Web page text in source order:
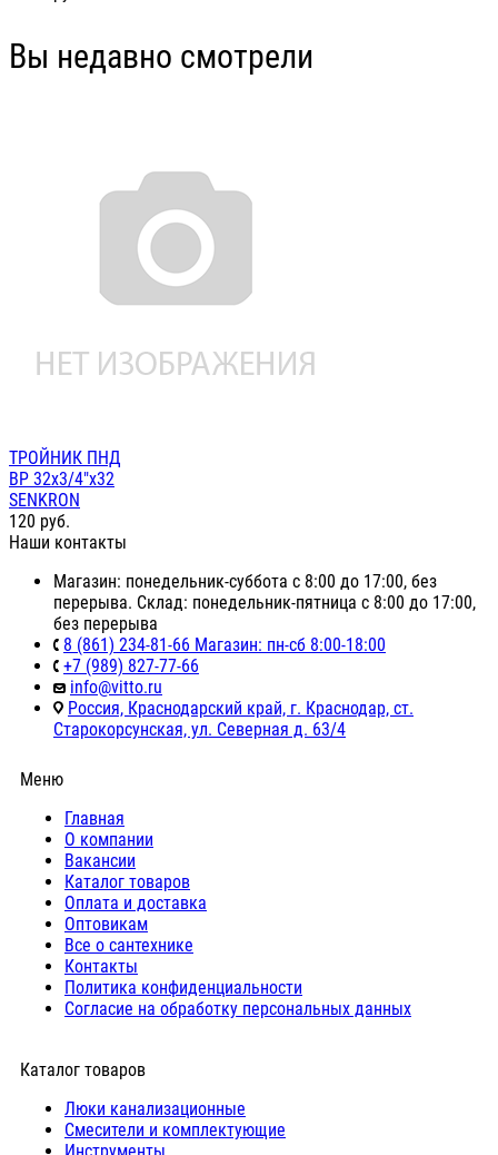
Вы недавно смотрели
ТРОЙНИК ПНД
ВР 32х3/4"х32
SENKRON
120 руб.
Наши контакты
Магазин: понедельник-суббота с 8:00 до 17:00, без
перерыва. Склад: понедельник-пятница с 8:00 до 17:00,
без перерыва
8 (861) 234-81-66 Магазин: пн-сб 8:00-18:00
+7 (989) 827-77-66
info@vitto.ru
Россия, Краснодарский край, г. Краснодар, ст.
Старокорсунская, ул. Северная д. 63/4
Меню
Главная
О компании
Вакансии
Каталог товаров
Оплата и доставка
Оптовикам
Все о сантехнике
Контакты
Политика конфиденциальности
Согласие на обработку персональных данных
Каталог товаров
Люки канализационные
Cмесители и комплектующие